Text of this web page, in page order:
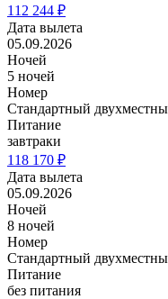
112 244 ₽
Дата вылета
05.09.2026
Ночей
5 ночей
Номер
Стандартный
Питание
завтраки
118 170 ₽
Дата вылета
05.09.2026
Ночей
8 ночей
Номер
Стандартный
Питание
без питания